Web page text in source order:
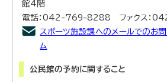
館4階
電話：042-769-8288 ファクス：
スポーツ施設課へのメールでのお
ム
公民館の予約に関すること